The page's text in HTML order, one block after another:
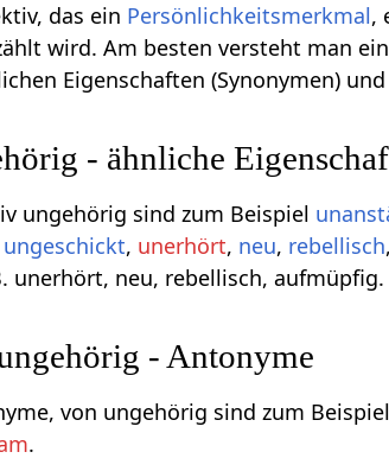
das ein Persönlichkeitsmerkmal,
wird. Am besten versteht man
Eigenschaften (Synonymen)
- ähnliche
ungehörig sind zum Beispiel
ungeschickt, unerhört, neu, rebellisch,
unerhört, neu, rebellisch, aufmüpfig.
- Antonyme
von ungehörig sind zum Beispiel
.